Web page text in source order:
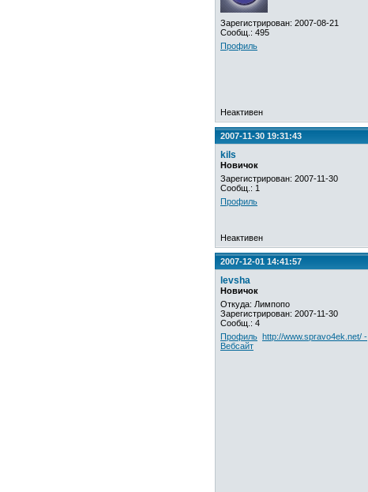
Зарегистрирован: 2007-08-21
Сообщ.: 495
Профиль
Неактивен
2007-11-30 19:31:43
kils
Новичок
Зарегистрирован: 2007-11-30
Сообщ.: 1
Профиль
Неактивен
2007-12-01 14:41:57
levsha
Новичок
Откуда: Лимпопо
Зарегистрирован: 2007-11-30
Сообщ.: 4
Профиль http://www.spravo4ek.net/ -
Вебсайт